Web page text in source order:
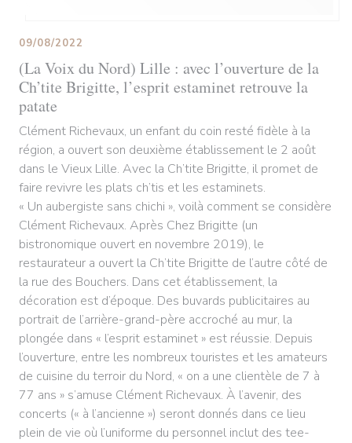
(La Voix du Nord) Lille : avec l’ouverture de la
Ch’tite Brigitte, l’esprit estaminet retrouve la
patate
09/08/2022
Clément Richevaux, un enfant du coin resté fidèle à la
région, a ouvert son deuxième établissement le 2 août
dans le Vieux Lille. Avec la Ch’tite Brigitte, il promet de
faire revivre les plats ch’tis et les estaminets.
« Un aubergiste sans chichi », voilà comment se considère
Clément Richevaux. Après Chez Brigitte (un
bistronomique ouvert en novembre 2019), le
restaurateur a ouvert la Ch’tite Brigitte de l’autre côté de
la rue des Bouchers. Dans cet établissement, la
décoration est d’époque. Des buvards publicitaires au
portrait de l’arrière-grand-père accroché au mur, la
plongée dans « l’esprit estaminet » est réussie. Depuis
l’ouverture, entre les nombreux touristes et les amateurs
de cuisine du terroir du Nord, « on a une clientèle de 7 à
77 ans » s’amuse Clément Richevaux. À l’avenir, des
concerts (« à l’ancienne ») seront donnés dans ce lieu
plein de vie où l’uniforme du personnel inclut des tee-